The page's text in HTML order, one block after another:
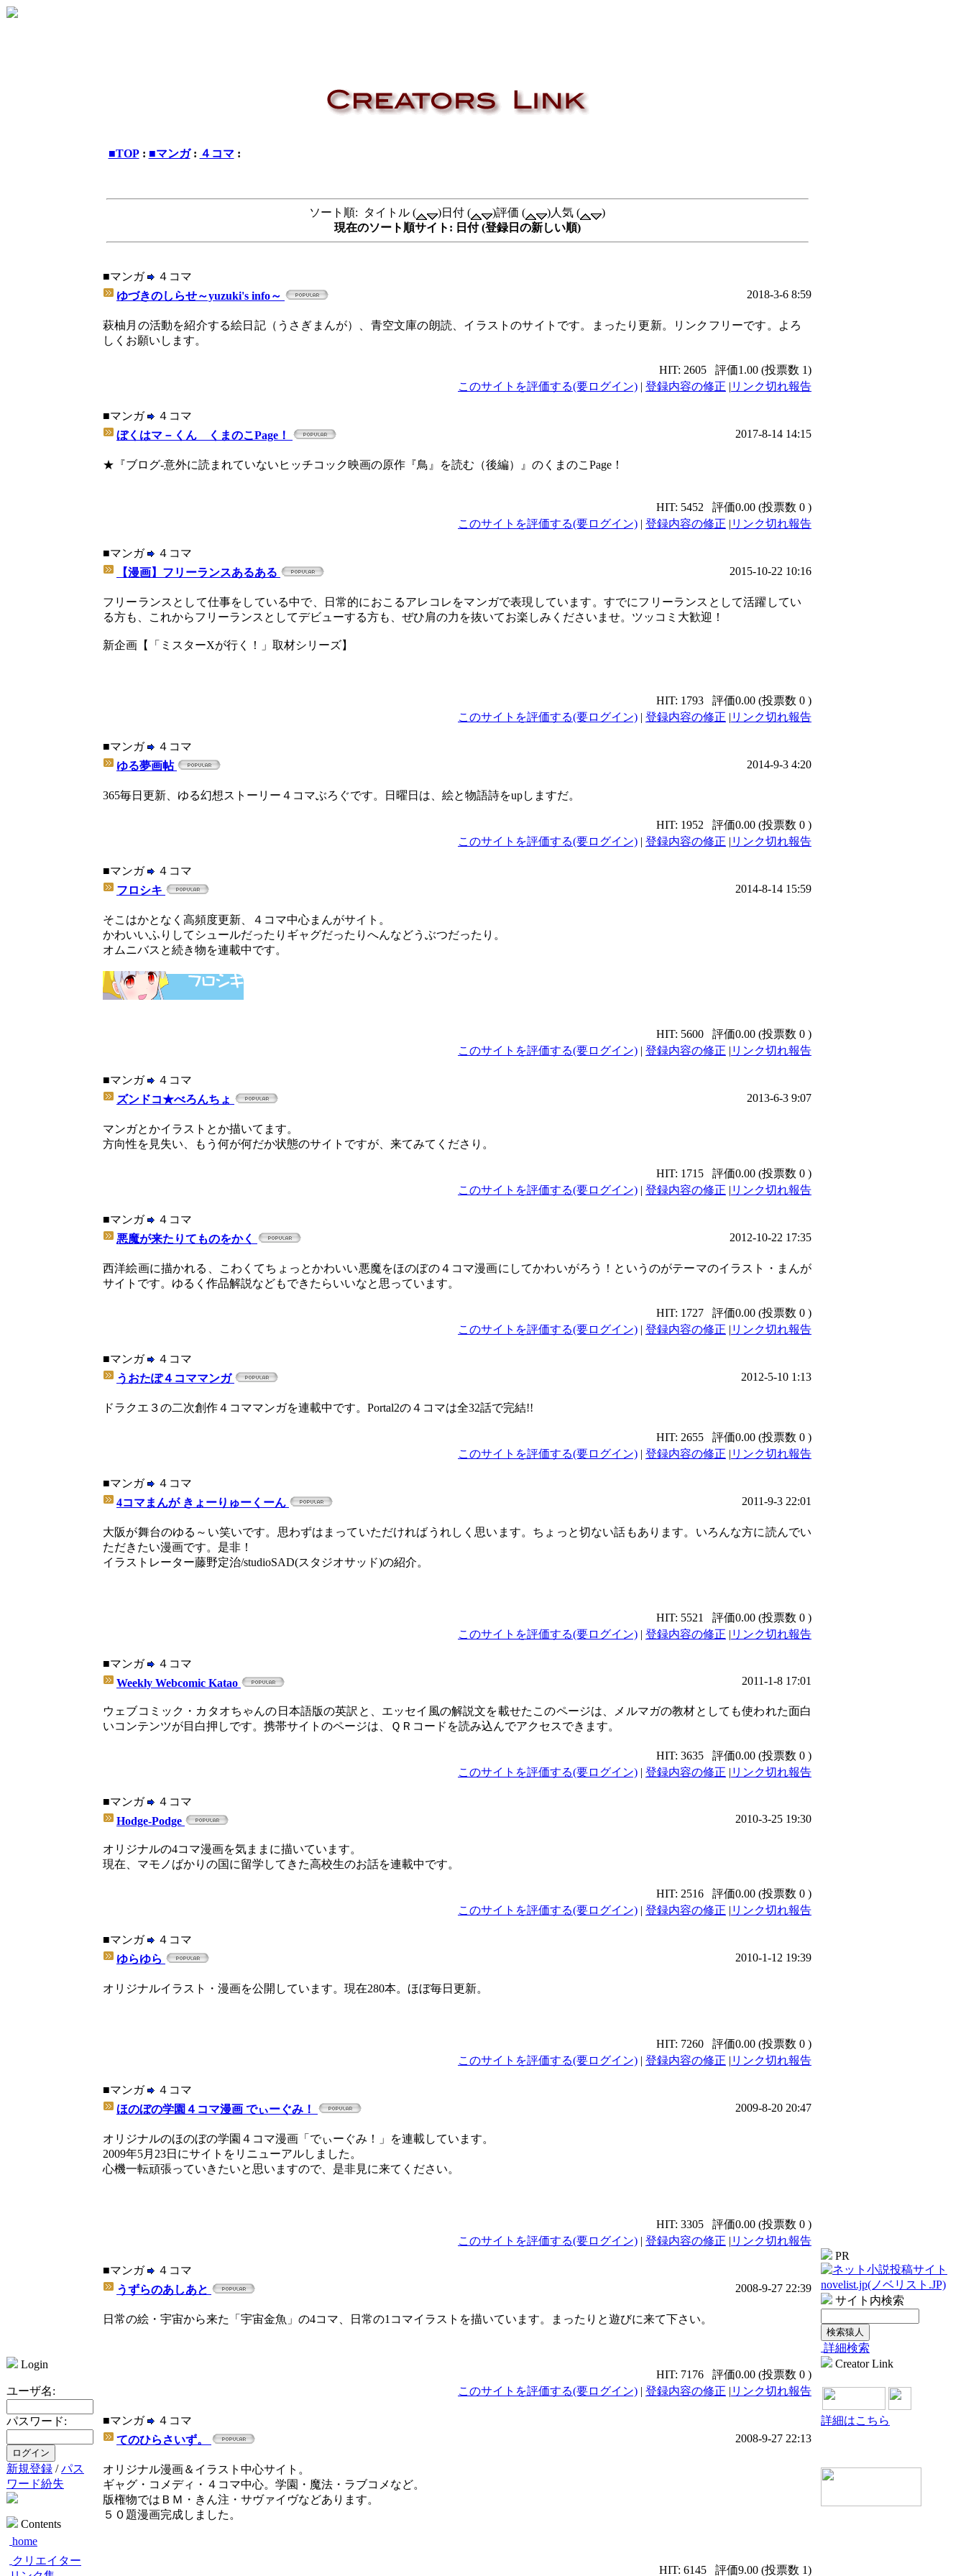
Login
ユーザ名:
パスワード:
新規登録 /パス
ワード紛失
Contents
home
クリエイター
■TOP: ■マンガ: ４コマ :
ソート順: タイトル ( )日付 ( )評価 ( )人気 (
)
現在のソート順サイト: 日付 (登録日の新しい順)
■マンガ
４コマ
ゆづきのしらせ～yuzuki's info～
2018-3-6 8:59
萩柚月の活動を紹介する絵日記（うさぎまんが）、青空文庫の朗読、イラストのサイトです。まったり更新。リンクフリーです。よろ
しくお願いします。
HIT: 2605
評価1.00 (投票数 1)
このサイトを評価する(要ログイン) | 登録内容の修正 | リンク切れ報告
■マンガ
４コマ
ぼくはマ－くん くまのこPage！
2017-8-14 14:15
★『ブログ-意外に読まれていないヒッチコック映画の原作『鳥』を読む（後編）』のくまのこPage！
HIT: 5452
評価0.00 (投票数 0 )
このサイトを評価する(要ログイン) | 登録内容の修正 | リンク切れ報告
■マンガ
４コマ
【漫画】フリーランスあるある
2015-10-22 10:16
フリーランスとして仕事をしている中で、日常的におこるアレコレをマンガで表現しています。すでにフリーランスとして活躍してい
る方も、これからフリーランスとしてデビューする方も、ぜひ肩の力を抜いてお楽しみくださいませ。ツッコミ大歓迎！
新企画【「ミスターXが行く！」取材シリーズ】
HIT: 1793
評価0.00 (投票数 0 )
このサイトを評価する(要ログイン) | 登録内容の修正 | リンク切れ報告
■マンガ
４コマ
ゆる夢画帖
2014-9-3 4:20
365毎日更新、ゆる幻想ストーリー４コマぶろぐです。日曜日は、絵と物語詩をupしますだ。
HIT: 1952
評価0.00 (投票数 0 )
このサイトを評価する(要ログイン) | 登録内容の修正 | リンク切れ報告
■マンガ
４コマ
フロシキ
2014-8-14 15:59
そこはかとなく高頻度更新、４コマ中心まんがサイト。
かわいいふりしてシュールだったりギャグだったりへんなどうぶつだったり。
オムニバスと続き物を連載中です。
HIT: 5600
評価0.00 (投票数 0 )
このサイトを評価する(要ログイン) | 登録内容の修正 | リンク切れ報告
■マンガ
４コマ
ズンドコ★べろんちょ
2013-6-3 9:07
マンガとかイラストとか描いてます。
方向性を見失い、もう何が何だか状態のサイトですが、来てみてくださり。
HIT: 1715
評価0.00 (投票数 0 )
このサイトを評価する(要ログイン) | 登録内容の修正 | リンク切れ報告
■マンガ
４コマ
悪魔が来たりてものをかく
2012-10-22 17:35
西洋絵画に描かれる、こわくてちょっとかわいい悪魔をほのぼの４コマ漫画にしてかわいがろう！というのがテーマのイラスト・まんが
サイトです。ゆるく作品解説などもできたらいいなと思っています。
HIT: 1727
評価0.00 (投票数 0 )
このサイトを評価する(要ログイン) | 登録内容の修正 | リンク切れ報告
■マンガ
４コマ
うおたぽ４コママンガ
2012-5-10 1:13
ドラクエ３の二次創作４コママンガを連載中です。Portal2の４コマは全32話で完結!!
HIT: 2655
評価0.00 (投票数 0 )
このサイトを評価する(要ログイン) | 登録内容の修正 | リンク切れ報告
■マンガ
４コマ
4コマまんが きょーりゅーくーん
2011-9-3 22:01
大阪が舞台のゆる～い笑いです。思わずはまっていただければうれしく思います。ちょっと切ない話もあります。いろんな方に読んでい
ただきたい漫画です。是非！
イラストレーター藤野定治/studioSAD(スタジオサッド)の紹介。
HIT: 5521
評価0.00 (投票数 0 )
このサイトを評価する(要ログイン) | 登録内容の修正 | リンク切れ報告
■マンガ
４コマ
Weekly Webcomic Katao
2011-1-8 17:01
ウェブコミック・カタオちゃんの日本語版の英訳と、エッセイ風の解説文を載せたこのページは、メルマガの教材としても使われた面白
いコンテンツが目白押しです。携帯サイトのページは、ＱＲコードを読み込んでアクセスできます。
HIT: 3635
評価0.00 (投票数 0 )
このサイトを評価する(要ログイン) | 登録内容の修正 | リンク切れ報告
■マンガ
４コマ
Hodge-Podge
2010-3-25 19:30
オリジナルの4コマ漫画を気ままに描いています。
現在、マモノばかりの国に留学してきた高校生のお話を連載中です。
HIT: 2516
評価0.00 (投票数 0 )
このサイトを評価する(要ログイン) | 登録内容の修正 | リンク切れ報告
■マンガ
４コマ
ゆらゆら
2010-1-12 19:39
オリジナルイラスト・漫画を公開しています。現在280本。ほぼ毎日更新。
HIT: 7260
評価0.00 (投票数 0 )
このサイトを評価する(要ログイン) | 登録内容の修正 | リンク切れ報告
■マンガ
４コマ
ほのぼの学園４コマ漫画 でぃーぐみ！
2009-8-20 20:47
オリジナルのほのぼの学園４コマ漫画「でぃーぐみ！」を連載しています。
2009年5月23日にサイトをリニューアルしました。
心機一転頑張っていきたいと思いますので、是非見に来てください。
HIT: 3305
評価0.00 (投票数 0 )
このサイトを評価する(要ログイン) | 登録内容の修正 | リンク切れ報告
■マンガ
４コマ
うずらのあしあと
2008-9-27 22:39
日常の絵・宇宙から来た「宇宙金魚」の4コマ、日常の1コマイラストを描いています。まったりと遊びに来て下さい。
HIT: 7176
評価0.00 (投票数 0 )
このサイトを評価する(要ログイン) | 登録内容の修正 | リンク切れ報告
■マンガ
４コマ
てのひらさいず。
2008-9-27 22:13
オリジナル漫画＆イラスト中心サイト。
ギャグ・コメディ・４コマ中心。学園・魔法・ラブコメなど。
版権物ではＢＭ・きん注・サヴァイヴなどあります。
５０題漫画完成しました。
HIT: 6145 評価9.00 (投票数 1)
PR
サイト内検索
詳細検索
Creator Link
詳細はこちら